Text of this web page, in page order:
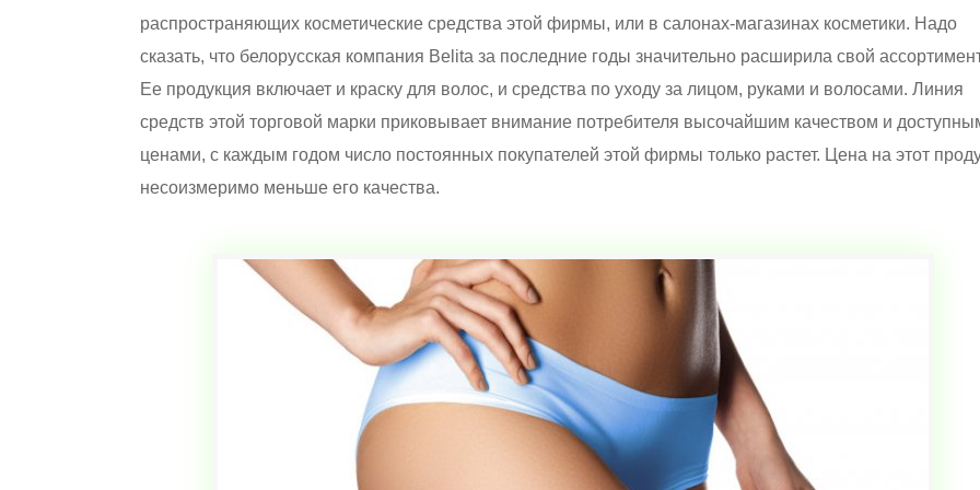
распространяющих косметические средства этой фирмы, или в салонах-магазинах косметики. Надо
сказать, что белорусская компания Belita за последние годы значительно расширила свой
Ее продукция включает и краску для волос, и средства по уходу за лицом, руками и волосами. Линия
средств этой торговой марки приковывает внимание потребителя высочайшим качеством и
ценами, с каждым годом число постоянных покупателей этой фирмы только растет. Цена на этот
несоизмеримо меньше его качества.